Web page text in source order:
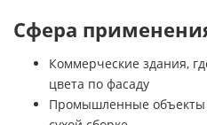
Сфера
Коммерческие здания,
цвета по фасаду
Промышленные объекты